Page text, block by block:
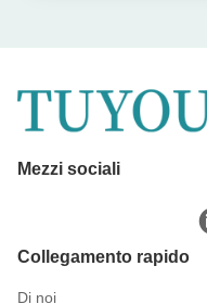
Mezzi sociali
Collegamento rapido
Di noi